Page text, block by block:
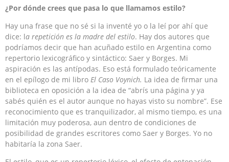
¿Por dónde crees que pasa lo que llamamos estilo?
Hay una frase que no sé si la inventé yo o la leí por ahí que
dice: la repetición es la madre del estilo. Hay dos autores que
podríamos decir que han acuñado estilo en Argentina como
repertorio lexicográfico y sintáctico: Saer y Borges. Mi
aspiración es las antípodas. Eso está formulado teóricamente
en el epílogo de mi libro El Caso Voynich. La idea de firmar una
biblioteca en oposición a la idea de “abrís una página y ya
sabés quién es el autor aunque no hayas visto su nombre”. Ese
reconocimiento que es tranquilizador, al mismo tiempo, es una
limitación muy poderosa, aun dentro de condiciones de
posibilidad de grandes escritores como Saer y Borges. Yo no
habitaría la zona Saer.